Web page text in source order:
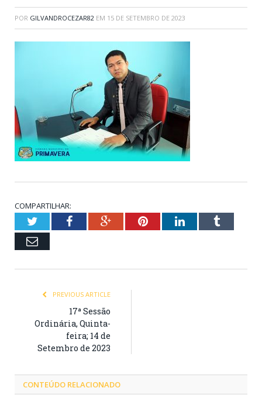
POR GILVANDROCEZAR82 EM 15 DE SETEMBRO DE 2023
COMPARTILHAR:
TwitterFacebookGoogle+PinterestLinkedInTumblr
Email
PREVIOUS ARTICLE
17ª Sessão
Ordinária, Quinta-
feira; 14 de
Setembro de 2023
CONTEÚDO RELACIONADO